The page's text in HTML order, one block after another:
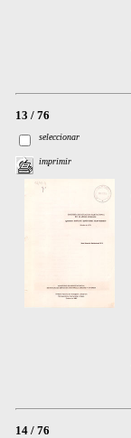
13 / 76
seleccionar
imprimir
14 / 76